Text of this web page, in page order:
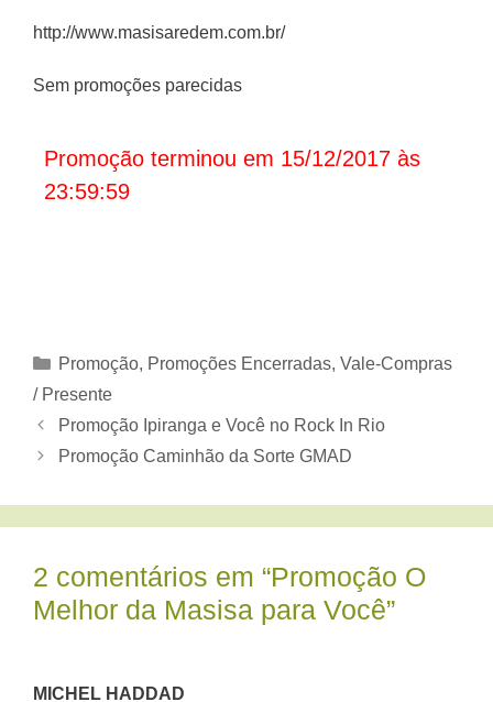
http://www.masisaredem.com.br/
Sem promoções parecidas
Promoção terminou em 15/12/2017 às
23:59:59
Categorias
Promoção, Promoções Encerradas, Vale-Compras
/ Presente
Promoção Ipiranga e Você no Rock In Rio
Promoção Caminhão da Sorte GMAD
2 comentários em “Promoção O
Melhor da Masisa para Você”
MICHEL HADDAD